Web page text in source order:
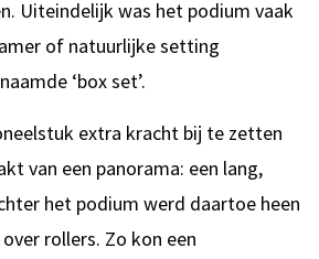
Uiteindelijk was het podium vaak
of natuurlijke setting
‘box set’.
extra kracht bij te zetten
van een panorama: een lang,
het podium werd daartoe heen
rollers. Zo kon een